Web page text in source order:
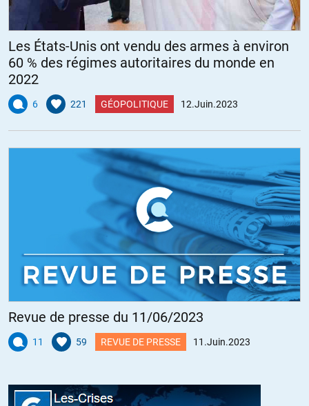
Les États-Unis ont vendu des armes à environ
60 % des régimes autoritaires du monde en
2022
6 221 GÉOPOLITIQUE 12.Juin.2023
Revue de presse du 11/06/2023
11 59 REVUE DE PRESSE 11.Juin.2023